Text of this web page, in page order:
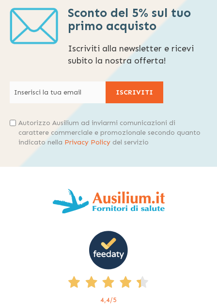
Sconto del 5% sul tuo
primo acquisto
Iscriviti alla newsletter e ricevi
subito la nostra offerta!
ISCRIVITI
Autorizzo Ausilium ad inviarmi comunicazioni di
carattere commerciale e promozionale secondo quanto
indicato nella Privacy Policy del servizio
4,4/5